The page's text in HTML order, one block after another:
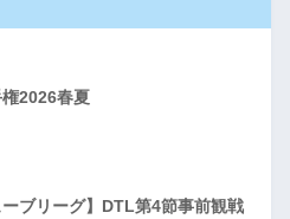
2026春夏
ーブリーグ】DTL第4節事前観戦